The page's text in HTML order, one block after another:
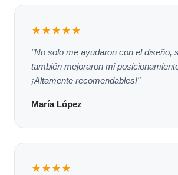
★★★★★
"No solo me ayudaron con el diseño,
también mejoraron mi
¡Altamente recomendables!"
María López
★★★★